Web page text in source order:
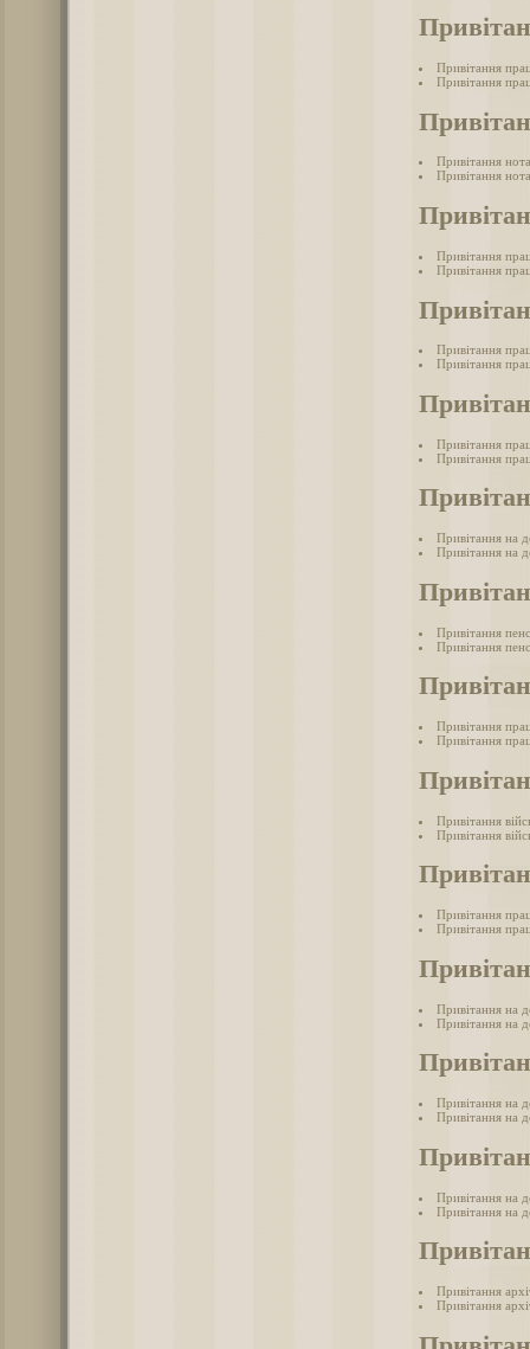
Привітання
Привітання
Привітання
Привітання
Привітання
Привітання
Привітання
Привітання
Привітання
Привітання
Привітання на
Привітання на
Привітання
Привітання
Привітання
Привітання
Привітання
Привітання
Привітання
Привітання
Привітання на
Привітання на
Привітання на
Привітання на
Привітання на
Привітання на
Привітання
Привітання